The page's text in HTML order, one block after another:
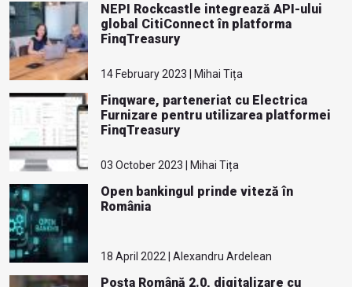
NEPI Rockcastle integrează API-ului
global CitiConnect în platforma
FinqTreasury
14 February 2023 | Mihai Tița
Finqware, parteneriat cu Electrica
Furnizare pentru utilizarea platformei
FinqTreasury
03 October 2023 | Mihai Tița
Open bankingul prinde viteză în
România
18 April 2022 | Alexandru Ardelean
Poșta Română 2.0, digitalizare cu